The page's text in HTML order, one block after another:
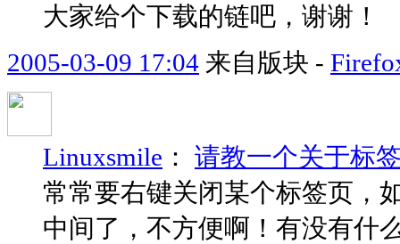
大家给个下载的链吧，谢谢！
2005-03-09 17:04 来自版块 -
Linuxsmile ： 请教一个关于标
常常要右键关闭某个标签页，
中间了，不方便啊！有没有什